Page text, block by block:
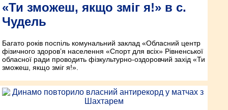
«Ти зможеш, якщо зміг я!» в с.
Чудель
Багато років поспіль комунальний заклад «Обласний центр
фізичного здоров’я населення «Спорт для всіх» Рівненської
обласної ради проводить фізкультурно-оздоровчий захід «Ти
зможеш, якщо зміг я!».